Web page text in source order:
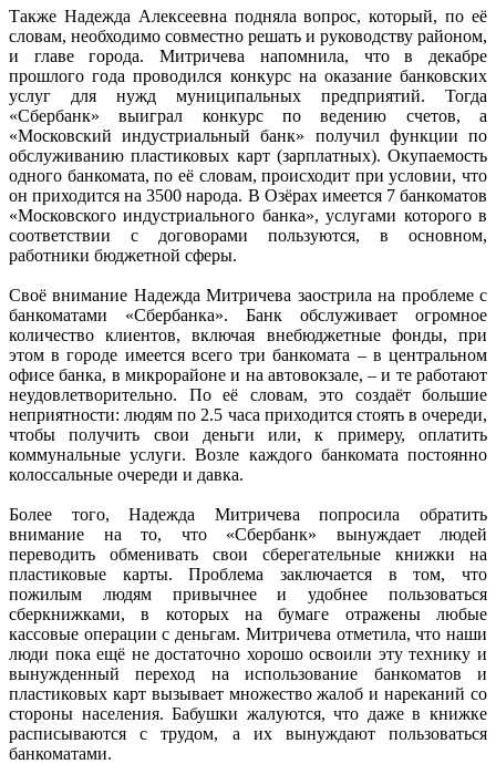
Также Надежда Алексеевна подняла вопрос, который, по её
словам, необходимо совместно решать и руководству районом,
и главе города. Митричева напомнила, что в декабре
прошлого года проводился конкурс на оказание банковских
услуг для нужд муниципальных предприятий. Тогда
«Сбербанк» выиграл конкурс по ведению счетов, а
«Московский индустриальный банк» получил функции по
обслуживанию пластиковых карт (зарплатных). Окупаемость
одного банкомата, по её словам, происходит при условии, что
он приходится на 3500 народа. В Озёрах имеется 7 банкоматов
«Московского индустриального банка», услугами которого в
соответствии с договорами пользуются, в основном,
работники бюджетной сферы.
Своё внимание Надежда Митричева заострила на проблеме с
банкоматами «Сбербанка». Банк обслуживает огромное
количество клиентов, включая внебюджетные фонды, при
этом в городе имеется всего три банкомата – в центральном
офисе банка, в микрорайоне и на автовокзале, – и те работают
неудовлетворительно. По её словам, это создаёт большие
неприятности: людям по 2.5 часа приходится стоять в очереди,
чтобы получить свои деньги или, к примеру, оплатить
коммунальные услуги. Возле каждого банкомата постоянно
колоссальные очереди и давка.
Более того, Надежда Митричева попросила обратить
внимание на то, что «Сбербанк» вынуждает людей
переводить обменивать свои сберегательные книжки на
пластиковые карты. Проблема заключается в том, что
пожилым людям привычнее и удобнее пользоваться
сберкнижками, в которых на бумаге отражены любые
кассовые операции с деньгам. Митричева отметила, что наши
люди пока ещё не достаточно хорошо освоили эту технику и
вынужденный переход на использование банкоматов и
пластиковых карт вызывает множество жалоб и нареканий со
стороны населения. Бабушки жалуются, что даже в книжке
расписываются с трудом, а их вынуждают пользоваться
банкоматами.